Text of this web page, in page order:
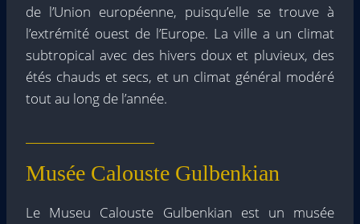
de l’Union européenne, puisqu’elle se trouve à
l’extrémité ouest de l’Europe. La ville a un climat
subtropical avec des hivers doux et pluvieux, des
étés chauds et secs, et un climat général modéré
tout au long de l’année.
Musée Calouste Gulbenkian
Le Museu Calouste Gulbenkian est un musée